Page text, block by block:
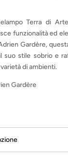
Terra di
funzionalità ed
Gardère,
suo stile sobrio e
di ambienti.
Gardère